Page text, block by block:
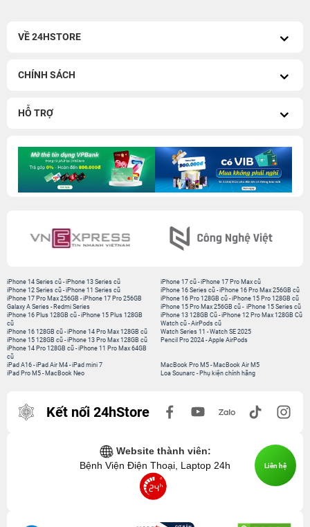
VỀ 24HSTORE
CHÍNH SÁCH
HỖ TRỢ
iPhone 14 Series cũ -iPhone 13 Series cũ
iPhone 12 Series cũ -iPhone 11 Series cũ
iPhone 17 Pro Max 256GB -iPhone 17 Pro 256GB
Galaxy A Series - Redmi Series
iPhone 17 cũ-iPhone 17 Pro Max cũ
iPhone 16 Series cũ- iPhone 16 Pro Max 256GB cũ
iPhone 16 Pro 128GB cũ-iPhone 15 Pro 128GB cũ
iPhone 15 Pro Max 256GB cũ- iPhone 15 Series cũ
iPhone 16 Plus 128GB cũ -iPhone 15 Plus 128GB
cũ
iPhone 16 128GB cũ -iPhone 14 Pro Max 128GB cũ
iPhone 15 128GB cũ -iPhone 13 Pro Max 128GB cũ
iPhone 14 Pro 128GB cũ -iPhone 11 Pro Max 64GB
cũ
iPhone 13 128GB Cũ-iPhone 12 Pro Max 128GB Cũ
Watch cũ-AirPods cũ
Watch Series 11 -Watch SE 2025
Pencil Pro 2024-Apple AirPods
iPad A16 -iPad Air M4 -iPad mini 7
iPad Pro M5 - MacBook Neo
MacBook Pro M5- MacBook Air M5
Loa Sounarc- Phụ kiện chính hãng
Kết nối 24hStore
Website thành viên:
Bệnh Viện Điện Thoại, Laptop 24h
Liên hệ